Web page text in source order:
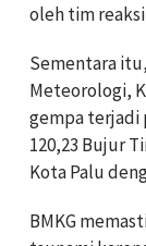
oleh tim
Sementara
Meteorologi,
gempa terjadi
120,23 Bujur
Kota Palu
BMKG